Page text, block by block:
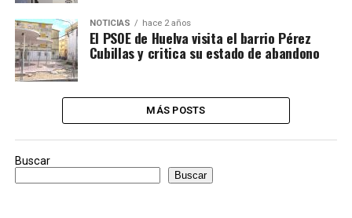
NOTICIAS hace 2 años
El PSOE de Huelva visita el barrio Pérez
Cubillas y critica su estado de abandono
MÁS POSTS
Buscar
Buscar